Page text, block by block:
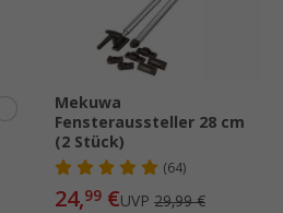
Mekuwa
Fensteraussteller 28 cm
(2 Stück)
(64)
24,99 €UVP 29,99 €